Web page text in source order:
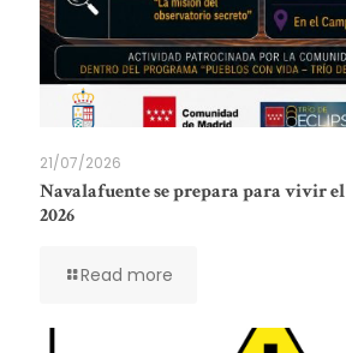
21/07/2026
Navalafuente se prepara para vivir
2026
Read more